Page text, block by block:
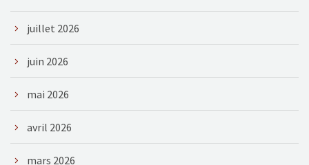
juillet 2026
juin 2026
mai 2026
avril 2026
mars 2026